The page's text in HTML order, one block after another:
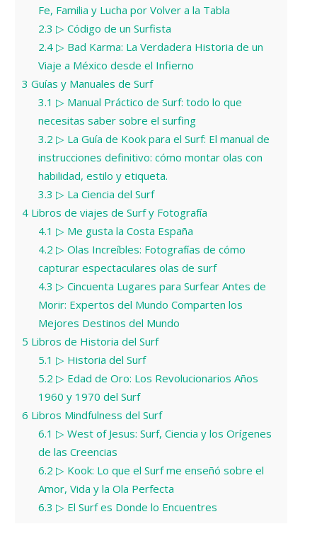
Fe, Familia y Lucha por Volver a la Tabla
2.3 ▷ Código de un Surfista
2.4▷ Bad Karma: La Verdadera Historia de un
Viaje a México desde el Infierno
3 Guías y Manuales de Surf
3.1 ▷ Manual Práctico de Surf: todo lo que
necesitas saber sobre el surfing
3.2 ▷ La Guía de Kook para el Surf: El manual de
instrucciones definitivo: cómo montar olas con
habilidad, estilo y etiqueta.
3.3 ▷ La Ciencia del Surf
4 Libros de viajes de Surf y Fotografía
4.1 ▷ Me gusta la Costa España
4.2 ▷ Olas Increíbles: Fotografías de cómo
capturar espectaculares olas de surf
4.3 ▷ Cincuenta Lugares para Surfear Antes de
Morir: Expertos del Mundo Comparten los
Mejores Destinos del Mundo
5 Libros de Historia del Surf
5.1 ▷ Historia del Surf
5.2 ▷ Edad de Oro: Los Revolucionarios Años
1960 y 1970 del Surf
6 Libros Mindfulness del Surf
6.1 ▷ West of Jesus: Surf, Ciencia y los Orígenes
de las Creencias
6.2 ▷ Kook: Lo que el Surf me enseñó sobre el
Amor, Vida y la Ola Perfecta
6.3 ▷ El Surf es Donde lo Encuentres